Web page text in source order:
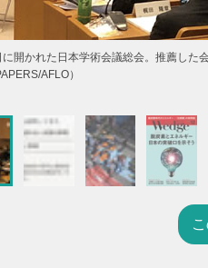
に開かれた日本学術会議総会。推薦した
AFLO）